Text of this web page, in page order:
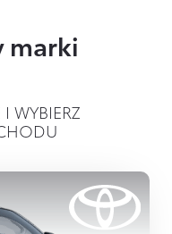
marki
WYBIERZ